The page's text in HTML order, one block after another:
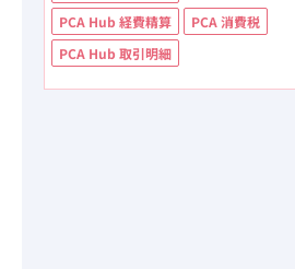
PCA Hub 経費精算
PCA 消費税
PCA Hub 取引明細